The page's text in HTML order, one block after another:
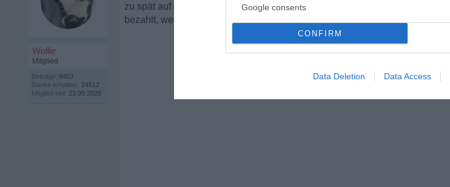
Google consents
CONFIRM
Data Deletion Data Access
Wollie
Mitglied
Beiträge: 9403
Danke erhalten: 24512
Mitglied seit: 23.09.2020
zu spät auf die Pfuscherei reagiert hat. Dies hat er am Ende des Tages teuer
bezahlt, weil es betraf ja nicht nur unser Haus mit dem Pfusch.